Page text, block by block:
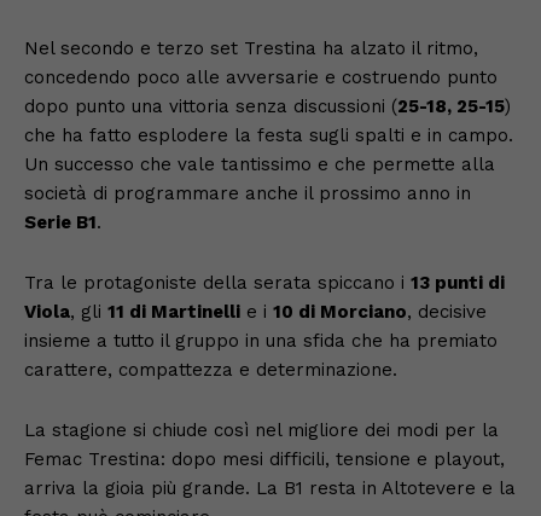
Nel secondo e terzo set Trestina ha alzato il ritmo,
concedendo poco alle avversarie e costruendo punto
dopo punto una vittoria senza discussioni (25-18, 25-15)
che ha fatto esplodere la festa sugli spalti e in campo.
Un successo che vale tantissimo e che permette alla
società di programmare anche il prossimo anno in
Serie B1.
Tra le protagoniste della serata spiccano i 13 punti di
Viola, gli 11 di Martinelli e i 10 di Morciano, decisive
insieme a tutto il gruppo in una sfida che ha premiato
carattere, compattezza e determinazione.
La stagione si chiude così nel migliore dei modi per la
Femac Trestina: dopo mesi difficili, tensione e playout,
arriva la gioia più grande. La B1 resta in Altotevere e la